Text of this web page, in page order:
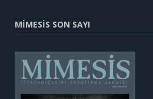
MİMESİS SON SAYI